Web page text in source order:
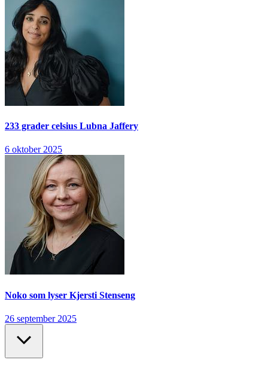
233 grader celsius Lubna Jaffery
6 oktober 2025
Noko som lyser Kjersti Stenseng
26 september 2025